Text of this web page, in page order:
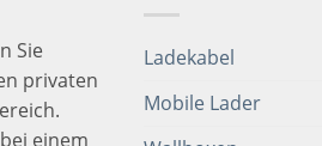
Sie
privaten
einem
Ladekabel
Mobile Lader